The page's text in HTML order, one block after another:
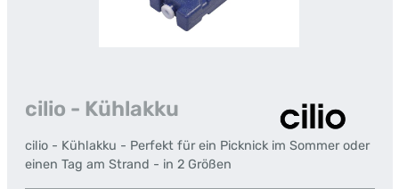
cilio - Kühlakku
cilio - Kühlakku - Perfekt für ein Picknick im Sommer oder
einen Tag am Strand - in 2 Größen